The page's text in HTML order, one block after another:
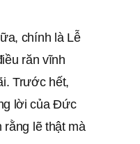
chính là Lễ
răn vĩnh
Trước hết,
lời của Đức
rằng lẽ thật mà